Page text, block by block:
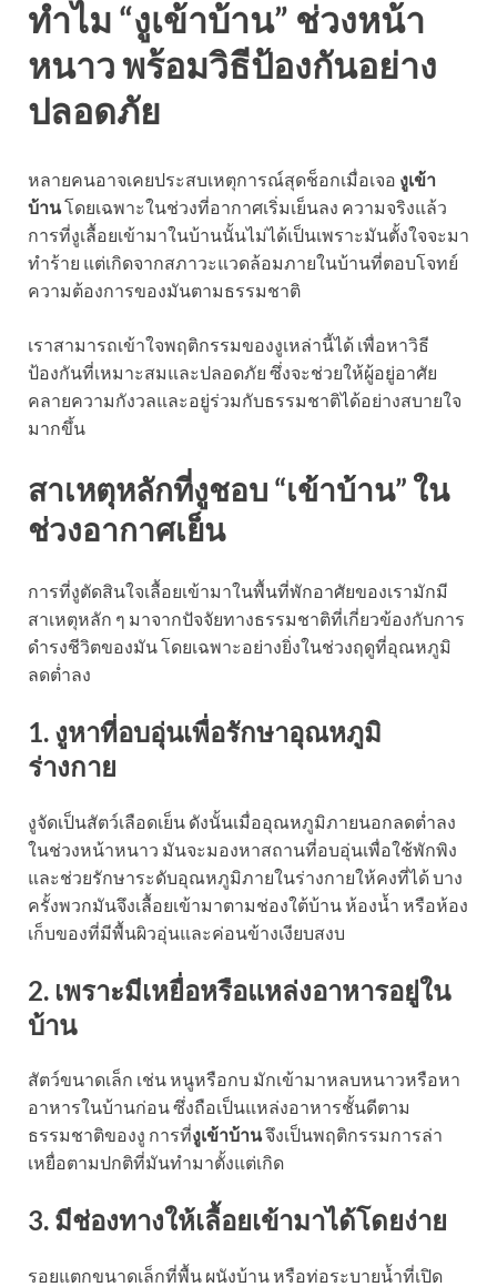
ทำไม “งูเข้าบ้าน” ช่วงหน้า
หนาว พร้อมวิธีป้องกันอย่าง
ปลอดภัย
หลายคนอาจเคยประสบเหตุการณ์สุดช็อกเมื่อเจอ งูเข้า
บ้านโดยเฉพาะในช่วงที่อากาศเริ่มเย็นลง ความจริงแล้ว
การที่งูเลื้อยเข้ามาในบ้านนั้นไม่ได้เป็นเพราะมันตั้งใจจะมา
ทำร้าย แต่เกิดจากสภาวะแวดล้อมภายในบ้านที่ตอบโจทย์
ความต้องการของมันตามธรรมชาติ
เราสามารถเข้าใจพฤติกรรมของงูเหล่านี้ได้ เพื่อหาวิธี
ป้องกันที่เหมาะสมและปลอดภัย ซึ่งจะช่วยให้ผู้อยู่อาศัย
คลายความกังวลและอยู่ร่วมกับธรรมชาติได้อย่างสบายใจ
มากขึ้น
สาเหตุหลักที่งูชอบ “เข้าบ้าน” ใน
ช่วงอากาศเย็น
การที่งูตัดสินใจเลื้อยเข้ามาในพื้นที่พักอาศัยของเรามักมี
สาเหตุหลัก ๆ มาจากปัจจัยทางธรรมชาติที่เกี่ยวข้องกับการ
ดำรงชีวิตของมัน โดยเฉพาะอย่างยิ่งในช่วงฤดูที่อุณหภูมิ
ลดต่ำลง
1. งูหาที่อบอุ่นเพื่อรักษาอุณหภูมิ
ร่างกาย
งูจัดเป็นสัตว์เลือดเย็น ดังนั้นเมื่ออุณหภูมิภายนอกลดต่ำลง
ในช่วงหน้าหนาว มันจะมองหาสถานที่อบอุ่นเพื่อใช้พักพิง
และช่วยรักษาระดับอุณหภูมิภายในร่างกายให้คงที่ได้ บาง
ครั้งพวกมันจึงเลื้อยเข้ามาตามช่องใต้บ้าน ห้องน้ำ หรือห้อง
เก็บของที่มีพื้นผิวอุ่นและค่อนข้างเงียบสงบ
2. เพราะมีเหยื่อหรือแหล่งอาหารอยู่ใน
บ้าน
สัตว์ขนาดเล็ก เช่น หนูหรือกบ มักเข้ามาหลบหนาวหรือหา
อาหารในบ้านก่อน ซึ่งถือเป็นแหล่งอาหารชั้นดีตาม
ธรรมชาติของงู การที่งูเข้าบ้านจึงเป็นพฤติกรรมการล่า
เหยื่อตามปกติที่มันทำมาตั้งแต่เกิด
3. มีช่องทางให้เลื้อยเข้ามาได้โดยง่าย
รอยแตกขนาดเล็กที่พื้น ผนังบ้าน หรือท่อระบายน้ำที่เปิด